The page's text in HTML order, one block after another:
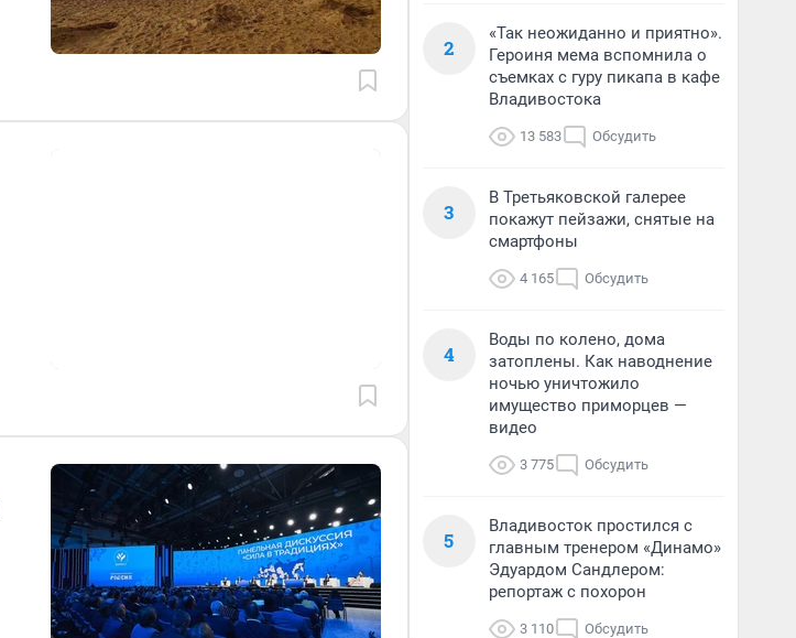
2
«Так неожиданно и приятно».
Героиня мема вспомнила о
съемках с гуру пикапа в кафе
Владивостока
13 583 Обсудить
3
В Третьяковской галерее
покажут пейзажи, снятые на
смартфоны
4 165 Обсудить
4
Воды по колено, дома
затоплены. Как наводнение
ночью уничтожило
имущество приморцев —
видео
3 775 Обсудить
5
Владивосток простился с
главным тренером «Динамо»
Эдуардом Сандлером:
репортаж с похорон
3 110 Обсудить